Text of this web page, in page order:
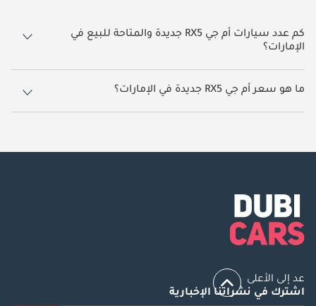
كم عدد سيارات أم جي RX5 جديدة والمتاحة للبيع في
الإمارات؟
10 سيارة أم جي RX5 جديدة متوفرة للبيع في الإمارات.
ما هو سعر أم جي RX5 جديدة في الإمارات؟
يبدأ سعر سيارة أم جي RX5 جديدة في الإمارات 50,000.
عد إلى الأعلى
اشترك في نشراتنا الإخبارية